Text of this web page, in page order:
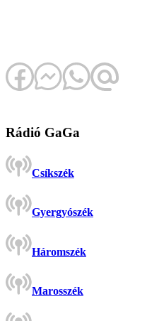
Rádió GaGa
Csíkszék
Gyergyószék
Háromszék
Marosszék